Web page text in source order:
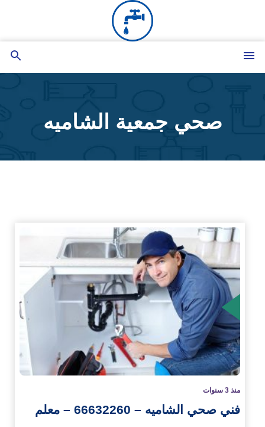
المحتوى
صحي جمعية الشاميه
منذ 3 سنوات
فني صحي الشاميه – 66632260 – معلم